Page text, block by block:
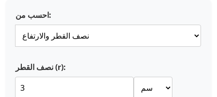
احسب من:
نصف القطر (r):